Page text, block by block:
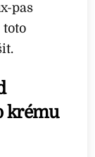
pas
toto
krému